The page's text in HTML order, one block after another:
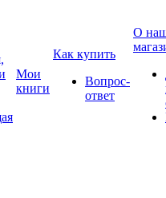
Мои
книги
Как купить
Вопрос-
ответ
О